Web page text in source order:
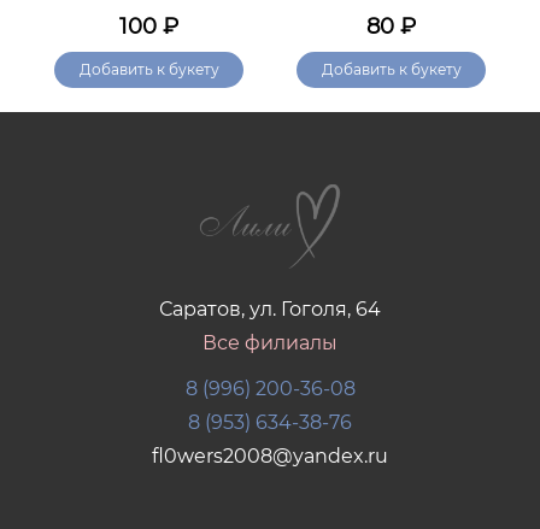
100 ₽
Добавить к букету
80 ₽
Добавить к букету
Саратов, ул. Гоголя, 64
Все филиалы
8 (996) 200-36-08
8 (953) 634-38-76
fl0wers2008@yandex.ru